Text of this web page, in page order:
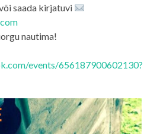
saada kirjatuvi
nautima!
events/656187900602130?